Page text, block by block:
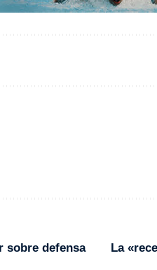
sobre defensa
La